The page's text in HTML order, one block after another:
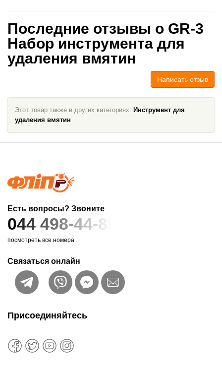
Последние отзывы о GR-3
Набор инструмента для
удаления вмятин
Написать отзыв
Этот товар также в других категориях: Инструмент для
удаления вмятин
Есть вопросы? Звоните
044 498-44-89
посмотреть все номера
Связаться онлайн
Присоединяйтесь